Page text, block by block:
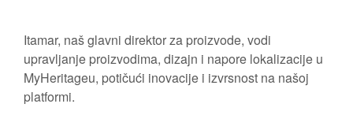
Itamar, naš glavni direktor za proizvode, vodi
upravljanje proizvodima, dizajn i napore lokalizacije u
MyHeritageu, potičući inovacije i izvrsnost na našoj
platformi.